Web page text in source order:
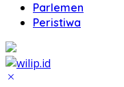
Parlemen
Peristiwa